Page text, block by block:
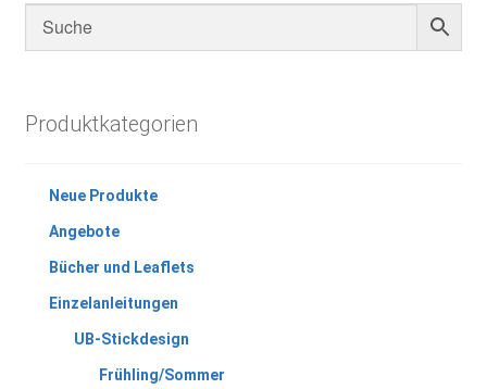
Produktkategorien
Neue Produkte
Angebote
Bücher und Leaflets
Einzelanleitungen
UB-Stickdesign
Frühling/Sommer